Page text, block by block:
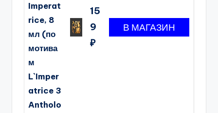
Imperat
rice, 8
мл (по
мотива
м
L`Imper
atrice 3
Antholo
15
9
₽